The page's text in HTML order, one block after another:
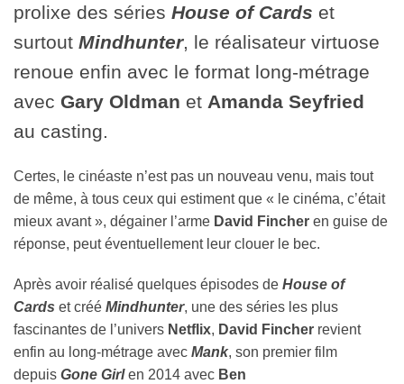
prolixe des séries House of Cards et
surtout Mindhunter, le réalisateur virtuose
renoue enfin avec le format long-métrage
avec Gary Oldman et Amanda Seyfried
au casting.
Certes, le cinéaste n’est pas un nouveau venu, mais tout
de même, à tous ceux qui estiment que « le cinéma, c’était
mieux avant », dégainer l’arme David Fincher en guise de
réponse, peut éventuellement leur clouer le bec.
Après avoir réalisé quelques épisodes de House of
Cards et créé Mindhunter, une des séries les plus
fascinantes de l’univers Netflix, David Fincher revient
enfin au long-métrage avec Mank, son premier film
depuis Gone Girlen 2014 avec Ben